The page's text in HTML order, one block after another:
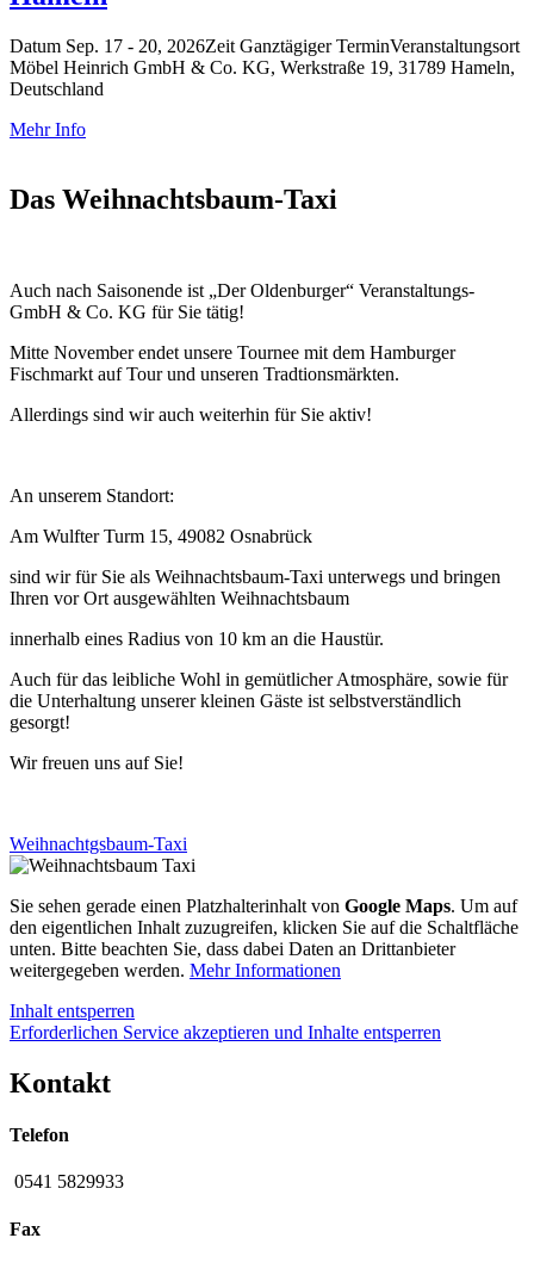
Datum Sep. 17 - 20, 2026Zeit Ganztägiger TerminVeranstaltungsort
Möbel Heinrich GmbH & Co. KG, Werkstraße 19, 31789 Hameln,
Deutschland
Mehr Info
Das Weihnachtsbaum-Taxi
Auch nach Saisonende ist „Der Oldenburger“ Veranstaltungs-
GmbH & Co. KG für Sie tätig!
Mitte November endet unsere Tournee mit dem Hamburger
Fischmarkt auf Tour und unseren Tradtionsmärkten.
Allerdings sind wir auch weiterhin für Sie aktiv!
An unserem Standort:
Am Wulfter Turm 15, 49082 Osnabrück
sind wir für Sie als Weihnachtsbaum-Taxi unterwegs und bringen
Ihren vor Ort ausgewählten Weihnachtsbaum
innerhalb eines Radius von 10 km an die Haustür.
Auch für das leibliche Wohl in gemütlicher Atmosphäre, sowie für
die Unterhaltung unserer kleinen Gäste ist selbstverständlich
gesorgt!
Wir freuen uns auf Sie!
Weihnachtgsbaum-Taxi
Sie sehen gerade einen Platzhalterinhalt von Google Maps. Um auf
den eigentlichen Inhalt zuzugreifen, klicken Sie auf die Schaltfläche
unten. Bitte beachten Sie, dass dabei Daten an Drittanbieter
weitergegeben werden. Mehr Informationen
Inhalt entsperren
Erforderlichen Service akzeptieren und Inhalte entsperren
Kontakt
Telefon
0541 5829933
Fax